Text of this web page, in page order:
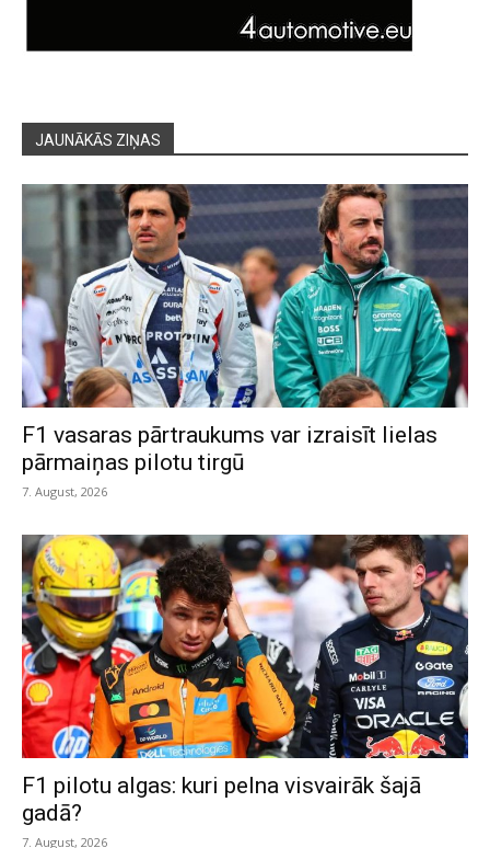
JAUNĀKĀS ZIŅAS
F1 vasaras pārtraukums var izraisīt lielas
pārmaiņas pilotu tirgū
7. August, 2026
F1 pilotu algas: kuri pelna visvairāk šajā
gadā?
7. August, 2026